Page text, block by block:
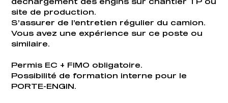
déchargement des engins sur chantier TP ou
site de production.
S’assurer de l’entretien régulier du camion.
Vous avez une expérience sur ce poste ou
similaire.
Permis EC + FIMO obligatoire.
Possibilité de formation interne pour le
PORTE-ENGIN.